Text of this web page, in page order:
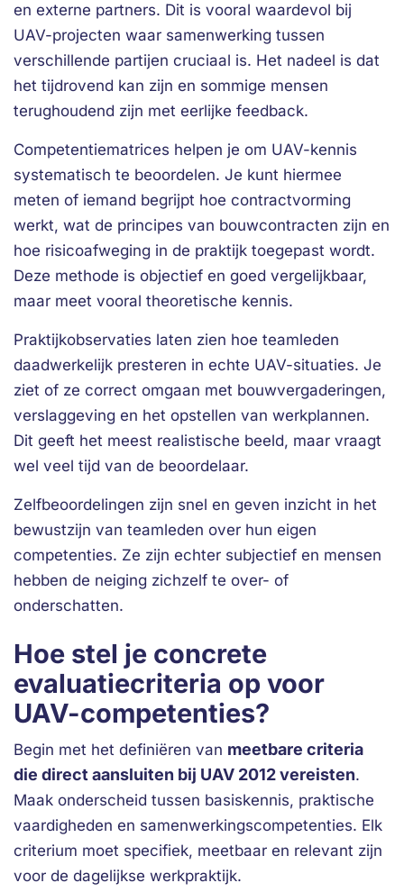
en externe partners. Dit is vooral waardevol bij
UAV-projecten waar samenwerking tussen
verschillende partijen cruciaal is. Het nadeel is dat
het tijdrovend kan zijn en sommige mensen
terughoudend zijn met eerlijke feedback.
Competentiematrices helpen je om UAV-kennis
systematisch te beoordelen. Je kunt hiermee
meten of iemand begrijpt hoe contractvorming
werkt, wat de principes van bouwcontracten zijn en
hoe risicoafweging in de praktijk toegepast wordt.
Deze methode is objectief en goed vergelijkbaar,
maar meet vooral theoretische kennis.
Praktijkobservaties laten zien hoe teamleden
daadwerkelijk presteren in echte UAV-situaties. Je
ziet of ze correct omgaan met bouwvergaderingen,
verslaggeving en het opstellen van werkplannen.
Dit geeft het meest realistische beeld, maar vraagt
wel veel tijd van de beoordelaar.
Zelfbeoordelingen zijn snel en geven inzicht in het
bewustzijn van teamleden over hun eigen
competenties. Ze zijn echter subjectief en mensen
hebben de neiging zichzelf te over- of
onderschatten.
Hoe stel je concrete
evaluatiecriteria op voor
UAV-competenties?
Begin met het definiëren van meetbare criteria
die direct aansluiten bij UAV 2012 vereisten.
Maak onderscheid tussen basiskennis, praktische
vaardigheden en samenwerkingscompetenties. Elk
criterium moet specifiek, meetbaar en relevant zijn
voor de dagelijkse werkpraktijk.